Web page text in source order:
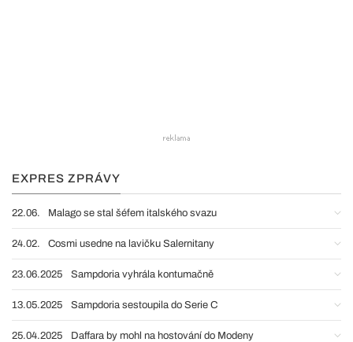
EXPRES ZPRÁVY
22.06. Malago se stal šéfem italského svazu
24.02. Cosmi usedne na lavičku Salernitany
23.06.2025 Sampdoria vyhrála kontumačně
13.05.2025 Sampdoria sestoupila do Serie C
25.04.2025 Daffara by mohl na hostování do Modeny